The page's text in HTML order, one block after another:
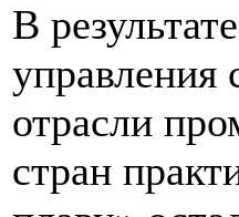
В
управления
отрасли
стран